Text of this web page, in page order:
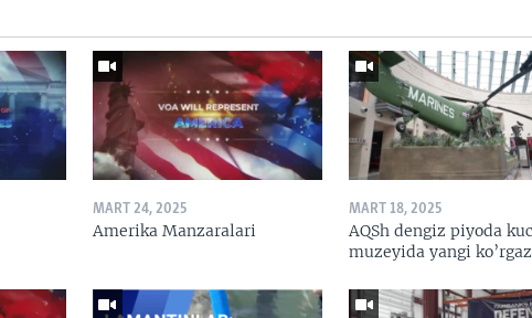
MART 24, 2025
Amerika Manzaralari
MART 18, 2025
AQSh dengiz piyoda
muzeyida yangi